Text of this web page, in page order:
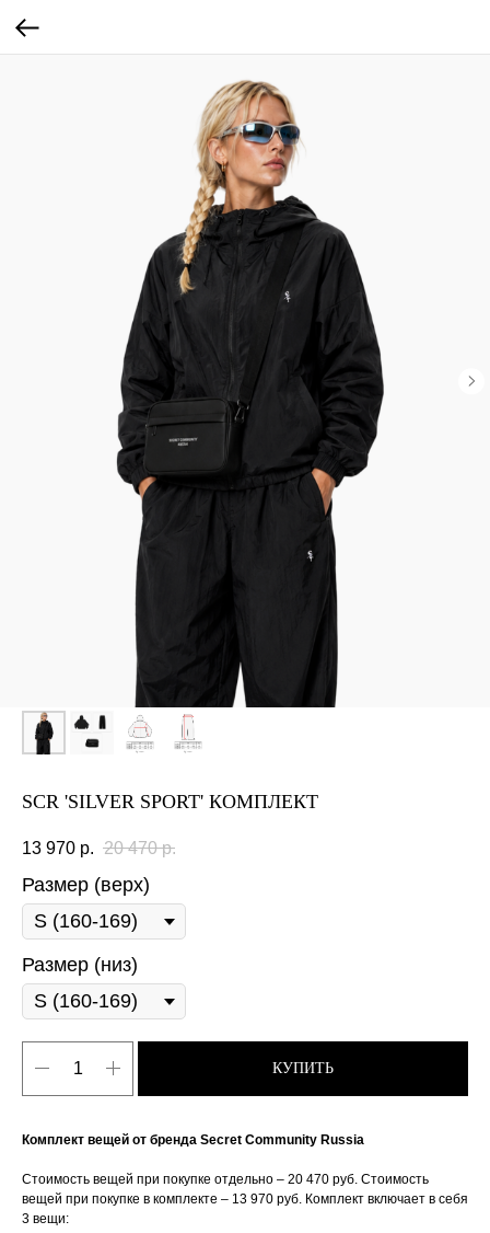
SCR 'SILVER SPORT' КОМПЛЕКТ
13 970 р. 20 470 р.
Размер (верх)
Размер (низ)
КУПИТЬ
Комплект вещей от бренда Secret Community Russia
Стоимость вещей при покупке отдельно – 20 470 руб. Стоимость
вещей при покупке в комплекте – 13 970 руб. Комплект включает в себя
3 вещи: